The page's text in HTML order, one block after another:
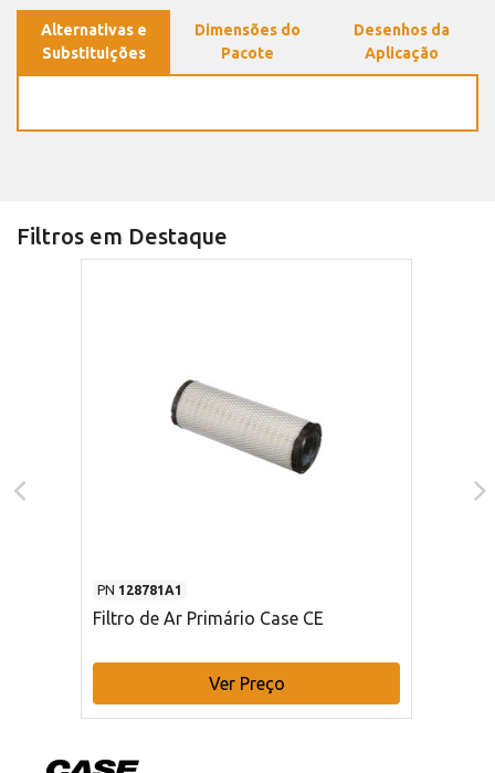
Alternativas e
Substituições
Dimensões do
Pacote
Desenhos da
Aplicação
Filtros em Destaque
PN 128781A1
Filtro de Ar Primário Case CE
Ver Preço